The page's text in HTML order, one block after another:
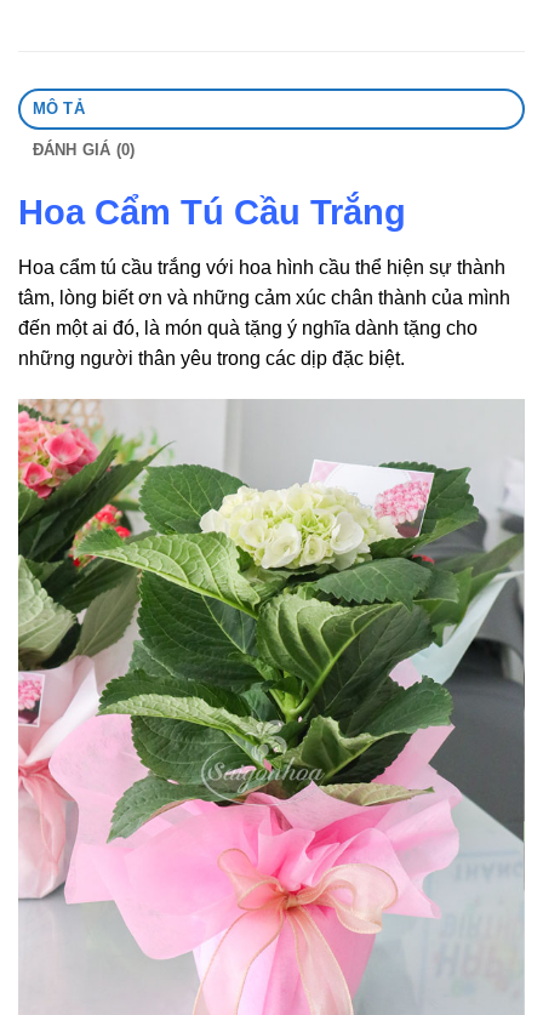
MÔ TẢ
ĐÁNH GIÁ (0)
Hoa Cẩm Tú Cầu Trắng
Hoa cẩm tú cầu trắng với hoa hình cầu thể hiện sự thành
tâm, lòng biết ơn và những cảm xúc chân thành của mình
đến một ai đó, là món quà tặng ý nghĩa dành tặng cho
những người thân yêu trong các dịp đặc biệt.